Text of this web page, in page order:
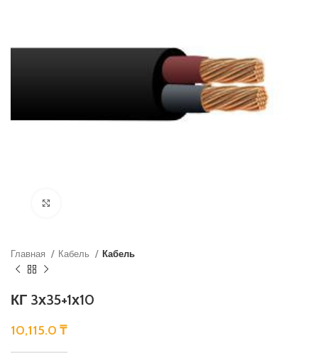
Главная Кабель Кабель
КГ 3х35+1х10
10,115.0 ₸